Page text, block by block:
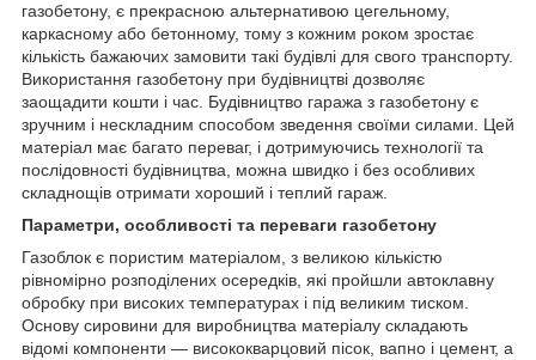
газобетону, є прекрасною альтернативою цегельному,
каркасному або бетонному, тому з кожним роком зростає
кількість бажаючих замовити такі будівлі для свого транспорту.
Використання газобетону при будівництві дозволяє
заощадити кошти і час. Будівництво гаража з газобетону є
зручним і нескладним способом зведення своїми силами. Цей
матеріал має багато переваг, і дотримуючись технології та
послідовності будівництва, можна швидко і без особливих
складнощів отримати хороший і теплий гараж.
Параметри, особливості та переваги газобетону
Газоблок є пористим матеріалом, з великою кількістю
рівномірно розподілених осередків, які пройшли автоклавну
обробку при високих температурах і під великим тиском.
Основу сировини для виробництва матеріалу складають
відомі компоненти — висококварцовий пісок, вапно і цемент, а